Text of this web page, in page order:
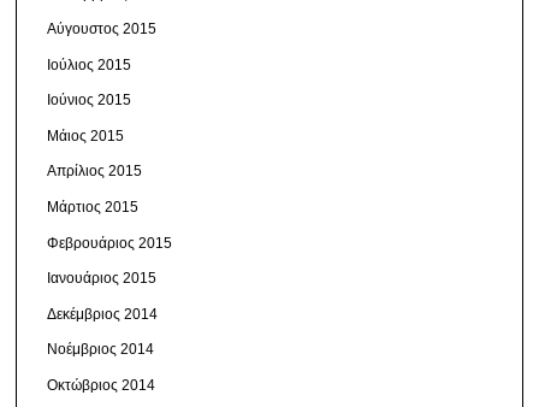
Αύγουστος 2015
Ιούλιος 2015
Ιούνιος 2015
Μάιος 2015
Απρίλιος 2015
Μάρτιος 2015
Φεβρουάριος 2015
Ιανουάριος 2015
Δεκέμβριος 2014
Νοέμβριος 2014
Οκτώβριος 2014